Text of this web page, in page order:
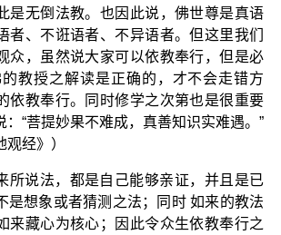
是无倒法教。也因此说，佛世尊是真语
者、不诳语者、不异语者。但这里我们
众，虽然说大家可以依教奉行，但是必
教授之解读是正确的，才不会走错方
依教奉行。同时修学之次第也是很重要
：“菩提妙果不难成，真善知识实难遇。”
观经》）
所说法，都是自己能够亲证，并且是已
是想象或者猜测之法；同时 如来的教法
来藏心为核心；因此令众生依教奉行之